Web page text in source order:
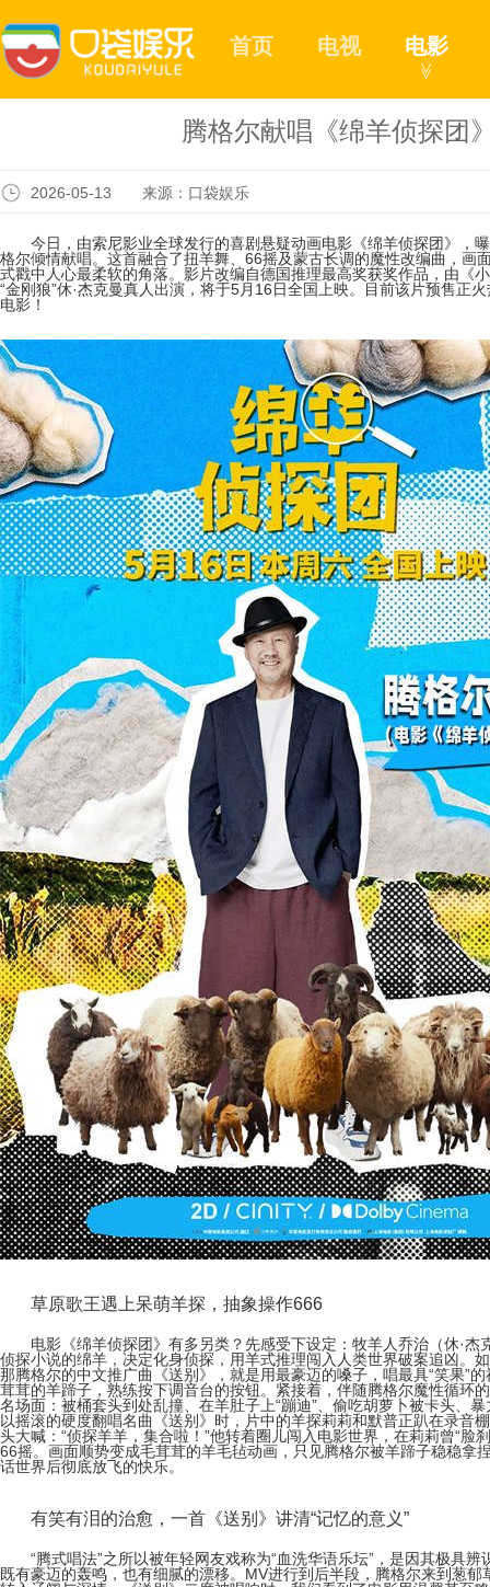
首页 电视 电影
≫
腾格尔献唱《绵羊侦探团
2026-05-13 来源：口袋娱乐
今日，由索尼影业全球发行的喜剧悬疑动画电影《绵羊侦探团》，
格尔倾情献唱。这首融合了扭羊舞、66摇及蒙古长调的魔性改编曲，画
式戳中人心最柔软的角落。影片改编自德国推理最高奖获奖作品，由《
“金刚狼”休·杰克曼真人出演，将于5月16日全国上映。目前该片预售正
电影！
草原歌王遇上呆萌羊探，抽象操作666
电影《绵羊侦探团》有多另类？先感受下设定：牧羊人乔治（休·
侦探小说的绵羊，决定化身侦探，用羊式推理闯入人类世界破案追凶。
那腾格尔的中文推广曲《送别》，就是用最豪迈的嗓子，唱最具“笑果”
茸茸的羊蹄子，熟练按下调音台的按钮。紧接着，伴随腾格尔魔性循环
名场面：被桶套头到处乱撞、在羊肚子上“蹦迪”、偷吃胡萝卜被卡头
以摇滚的硬度翻唱名曲《送别》时，片中的羊探莉莉和默普正趴在录音
头大喊：“侦探羊羊，集合啦！”他转着圈儿闯入电影世界，在莉莉曾“
66摇。画面顺势变成毛茸茸的羊毛毡动画，只见腾格尔被羊蹄子稳稳拿
话世界后彻底放飞的快乐。
有笑有泪的治愈，一首《送别》讲清“记忆的意义”
“腾式唱法”之所以被年轻网友戏称为“血洗华语乐坛”，是因其极具
既有豪迈的轰鸣，也有细腻的漂移。MV进行到后半段，腾格尔来到葱